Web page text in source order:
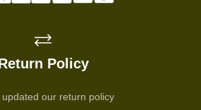
Policy
updated our return policy